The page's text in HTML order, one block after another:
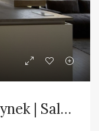
Reprezentacyjny budynek | Sala spotkań | ENG